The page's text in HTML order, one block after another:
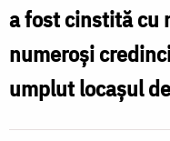
a fost cinstită cu
numeroşi
umplut locașul